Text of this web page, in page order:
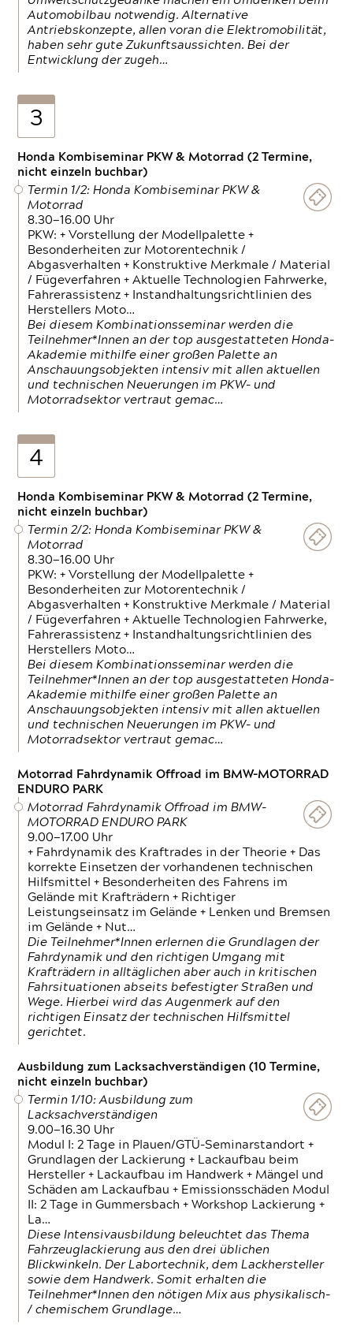
Automobilbau notwendig. Alternative
Antriebskonzepte, allen voran die Elektromobilität,
haben sehr gute Zukunftsaussichten. Bei der
Entwicklung der zugeh…
3
Honda Kombiseminar PKW & Motorrad (2 Termine,
nicht einzeln buchbar)
Termin 1/2: Honda Kombiseminar PKW &
Motorrad
8.30—16.00 Uhr
PKW: + Vorstellung der Modellpalette +
Besonderheiten zur Motorentechnik /
Abgasverhalten + Konstruktive Merkmale / Material
/ Fügeverfahren + Aktuelle Technologien Fahrwerke,
Fahrerassistenz + Instandhaltungsrichtlinien des
Herstellers Moto…
Bei diesem Kombinationsseminar werden die
Teilnehmer*Innen an der top ausgestatteten Honda-
Akademie mithilfe einer großen Palette an
Anschauungsobjekten intensiv mit allen aktuellen
und technischen Neuerungen im PKW- und
Motorradsektor vertraut gemac…
4
Honda Kombiseminar PKW & Motorrad (2 Termine,
nicht einzeln buchbar)
Termin 2/2: Honda Kombiseminar PKW &
Motorrad
8.30—16.00 Uhr
PKW: + Vorstellung der Modellpalette +
Besonderheiten zur Motorentechnik /
Abgasverhalten + Konstruktive Merkmale / Material
/ Fügeverfahren + Aktuelle Technologien Fahrwerke,
Fahrerassistenz + Instandhaltungsrichtlinien des
Herstellers Moto…
Bei diesem Kombinationsseminar werden die
Teilnehmer*Innen an der top ausgestatteten Honda-
Akademie mithilfe einer großen Palette an
Anschauungsobjekten intensiv mit allen aktuellen
und technischen Neuerungen im PKW- und
Motorradsektor vertraut gemac…
Motorrad Fahrdynamik Offroad im BMW-MOTORRAD
ENDURO PARK
Motorrad Fahrdynamik Offroad im BMW-
MOTORRAD ENDURO PARK
9.00—17.00 Uhr
+ Fahrdynamik des Kraftrades in der Theorie + Das
korrekte Einsetzen der vorhandenen technischen
Hilfsmittel + Besonderheiten des Fahrens im
Gelände mit Krafträdern + Richtiger
Leistungseinsatz im Gelände + Lenken und Bremsen
im Gelände + Nut…
Die Teilnehmer*Innen erlernen die Grundlagen der
Fahrdynamik und den richtigen Umgang mit
Krafträdern in alltäglichen aber auch in kritischen
Fahrsituationen abseits befestigter Straßen und
Wege. Hierbei wird das Augenmerk auf den
richtigen Einsatz der technischen Hilfsmittel
gerichtet.
Ausbildung zum Lacksachverständigen (10 Termine,
nicht einzeln buchbar)
Termin 1/10: Ausbildung zum
Lacksachverständigen
9.00—16.30 Uhr
Modul I: 2 Tage in Plauen/GTÜ-Seminarstandort +
Grundlagen der Lackierung + Lackaufbau beim
Hersteller + Lackaufbau im Handwerk + Mängel und
Schäden am Lackaufbau + Emissionsschäden Modul
II: 2 Tage in Gummersbach + Workshop Lackierung +
La…
Diese Intensivausbildung beleuchtet das Thema
Fahrzeuglackierung aus den drei üblichen
Blickwinkeln. Der Labortechnik, dem Lackhersteller
sowie dem Handwerk. Somit erhalten die
Teilnehmer*Innen den nötigen Mix aus physikalisch-
/ chemischem Grundlage…